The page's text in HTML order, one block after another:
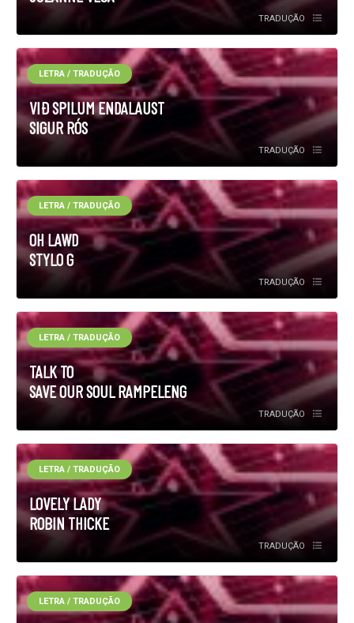
TRADUÇÃO
VIÐ SPILUM ENDALAUST
SIGUR RÓS
LETRA / TRADUÇÃO
TRADUÇÃO
OH LAWD
STYLO G
LETRA / TRADUÇÃO
TRADUÇÃO
TALK TO
SAVE OUR SOUL RAMPELENG
LETRA / TRADUÇÃO
TRADUÇÃO
LOVELY LADY
ROBIN THICKE
LETRA / TRADUÇÃO
TRADUÇÃO
LETRA / TRADUÇÃO